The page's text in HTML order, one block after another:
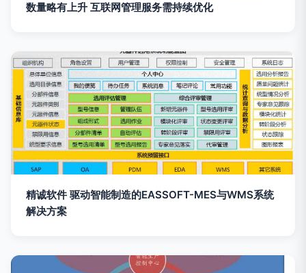
数量略有上升 互联网管理服务需持续优化
精诚软件 驱动智能制造的EASSOFT-MES与WMS系统
解决方案